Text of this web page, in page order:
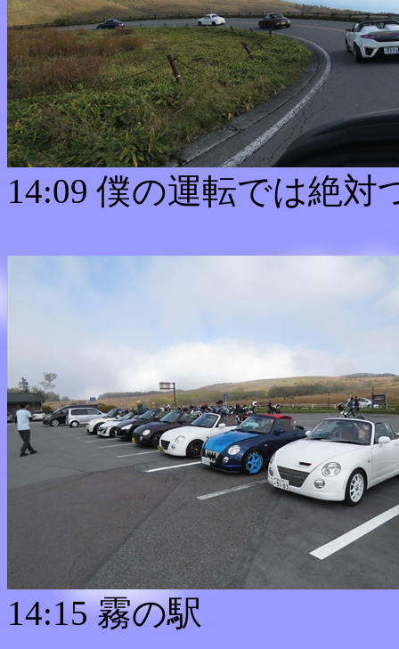
14:09 僕の運転では絶対
14:15 霧の駅